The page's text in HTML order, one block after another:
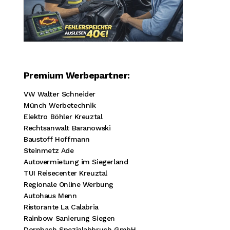
Premium Werbepartner:
VW Walter Schneider
Münch Werbetechnik
Elektro Böhler Kreuztal
Rechtsanwalt Baranowski
Baustoff Hoffmann
Steinmetz Ade
Autovermietung im Siegerland
TUI Reisecenter Kreuztal
Regionale Online Werbung
Autohaus Menn
Ristorante La Calabria
Rainbow Sanierung Siegen